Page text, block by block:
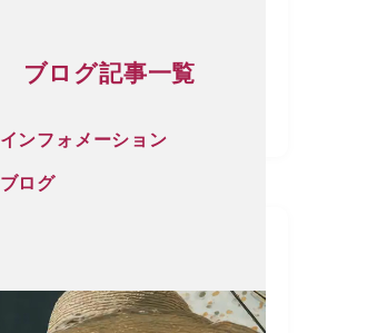
ブログ記事一覧
インフォメーション
ブログ